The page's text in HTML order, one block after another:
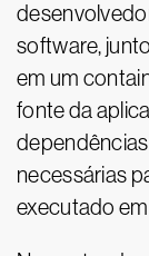
software,
em um
fonte da
necessárias
executado